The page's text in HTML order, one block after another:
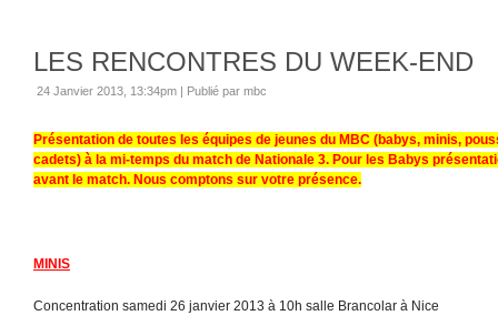
LES RENCONTRES DU WEEK-END
24 Janvier 2013, 13:34pm | Publié par mbc
Présentation de toutes les équipes de jeunes du MBC (babys, minis,
cadets) à la mi-temps du match de Nationale 3. Pour les Babys
avant le match. Nous comptons sur votre présence.
MINIS
Concentration samedi 26 janvier 2013 à 10h salle Brancolar à Nice